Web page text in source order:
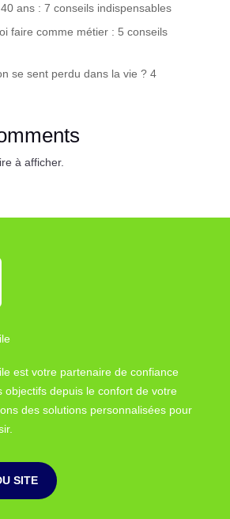
ans : 7 conseils indispensables
faire comme métier : 5 conseils
se sent perdu dans la vie ? 4
à afficher.
est votre partenaire de confiance
objectifs depuis le confort de votre
des solutions personnalisées pour
SITE